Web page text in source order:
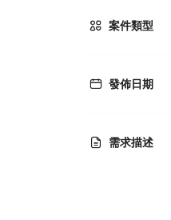
案件類型
發佈日期
需求描述